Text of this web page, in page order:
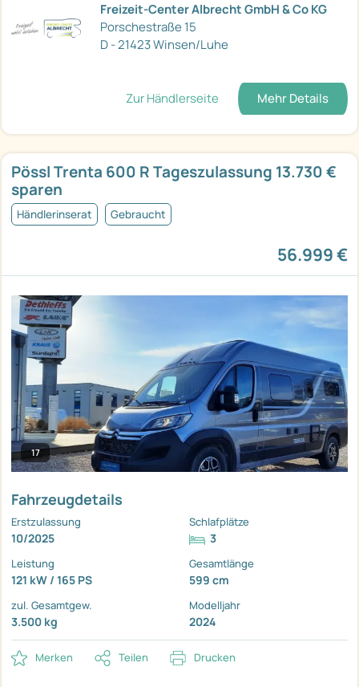
Freizeit-Center Albrecht GmbH & Co KG
Porschestraße 15
D - 21423 Winsen/Luhe
Zur Händlerseite Mehr Details
Pössl Trenta 600 R Tageszulassung 13.730 €
sparen
Händlerinserat Gebraucht
56.999 €
17
Fahrzeugdetails
Erstzulassung
10/2025
Schlafplätze
3
Leistung
121 kW / 165 PS
Gesamtlänge
599 cm
zul. Gesamtgew.
3.500 kg
Modelljahr
2024
Merken Teilen Drucken